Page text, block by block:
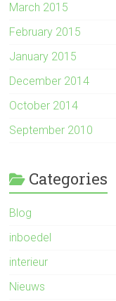
March 2015
February 2015
January 2015
December 2014
October 2014
September 2010
Categories
Blog
inboedel
interieur
Nieuws